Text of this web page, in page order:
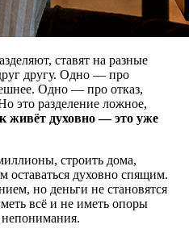
ставят на разные
другу. Одно — про
Одно — про отказ,
это разделение ложное,
живёт духовно — это уже
строить дома,
духовно спящим.
но деньги не становятся
всё и не иметь опоры
непонимания.